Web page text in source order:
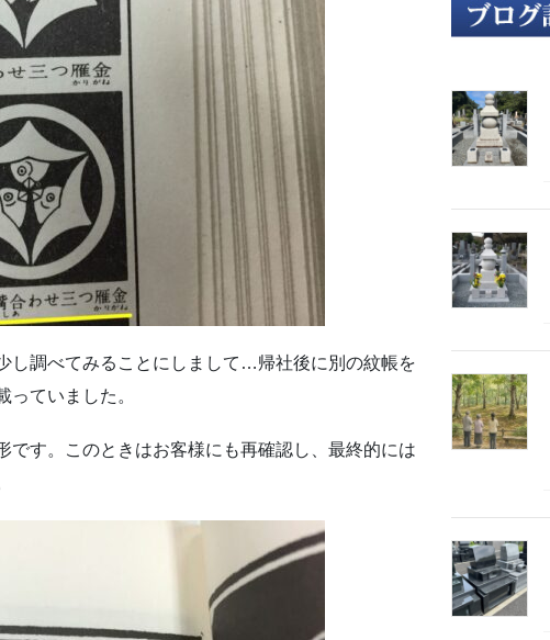
し調べてみることにしまして…帰社後に別の紋帳を
ていました。
す。このときはお客様にも再確認し、最終的には